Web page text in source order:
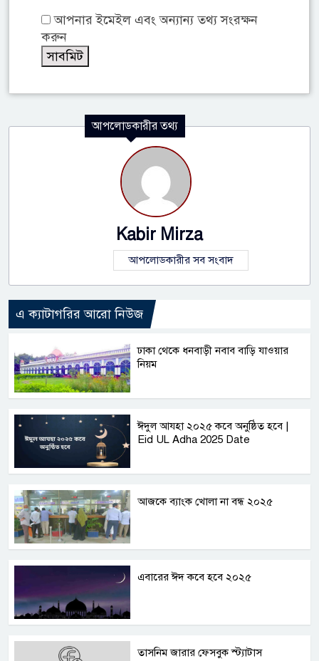
আপনার ইমেইল এবং অন্যান্য তথ্য সংরক্ষন
করুন
আপলোডকারীর তথ্য
Kabir Mirza
আপলোডকারীর সব সংবাদ
এ ক্যাটাগরির আরো নিউজ
ঢাকা থেকে ধনবাড়ী নবাব বাড়ি যাওয়ার
নিয়ম
ঈদুল আযহা ২০২৫ কবে অনুষ্ঠিত হবে |
Eid UL Adha 2025 Date
আজকে ব্যাংক খোলা না বন্ধ ২০২৫
এবারের ঈদ কবে হবে ২০২৫
তাসনিম জারার ফেসবুক স্ট্যাটাস